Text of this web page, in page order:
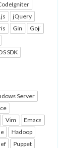
jQuery
Gin
Goji
SDK
Server
Vim
Emacs
Hadoop
Puppet